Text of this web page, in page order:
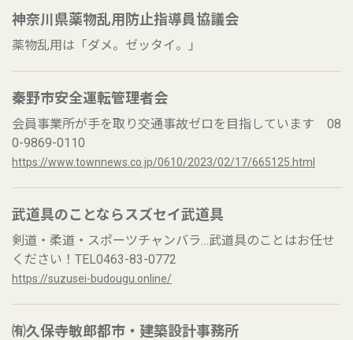
神奈川県薬物乱用防止指導員協議会
薬物乱用は「ダメ。ゼッタイ。」
秦野市安全運転管理者会
会員事業所が手を取り交通事故ゼロを目指しています 08
0-9869-0110
https://www.townnews.co.jp/0610/2023/02/17/665125.html
武道具のことならスズセイ武道具
剣道・柔道・スポーツチャンバラ…武道具のことはお任せ
ください！TEL0463-83-0772
https://suzusei-budougu.online/
㈲久保寺敏郎都市・建築設計事務所